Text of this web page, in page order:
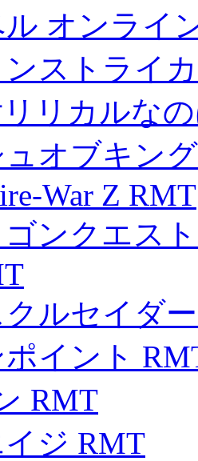
オンライ
ストライ
リカルな
オブキン
War Z RMT
ンクエス
ルセイダ
イント
RMT
ジ RMT